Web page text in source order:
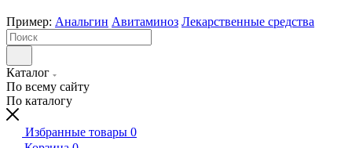
Пример: Анальгин Авитаминоз Лекарственные средства
Каталог
По всему сайту
По каталогу
Избранные товары 0